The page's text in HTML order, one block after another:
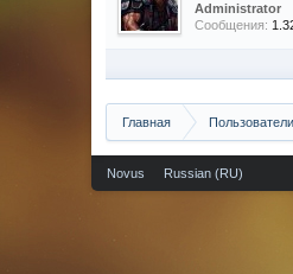
Administrator
Сообщения:
Главная Пользователи
Novus Russian (RU)